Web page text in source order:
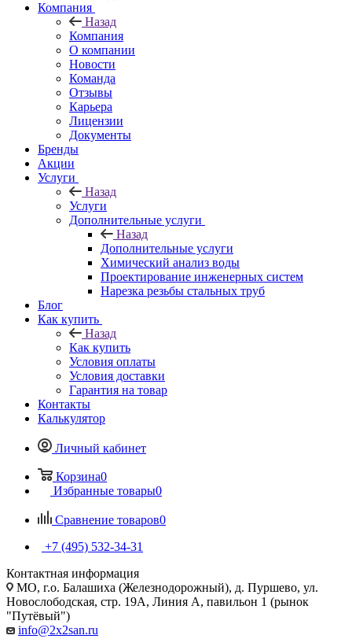
Компания
Назад
Компания
О компании
Новости
Команда
Отзывы
Карьера
Лицензии
Документы
Бренды
Акции
Услуги
Назад
Услуги
Дополнительные услуги
Назад
Дополнительные услуги
Химический анализ воды
Проектирование инженерных систем
Нарезка резьбы стальных труб
Блог
Как купить
Назад
Как купить
Условия оплаты
Условия доставки
Гарантия на товар
Контакты
Калькулятор
Личный кабинет
Корзина0
Избранные товары0
Сравнение товаров0
+7 (495) 532‑34‑31
Контактная информация
МО, г.о. Балашиха (Железнодорожный), д. Пуршево, ул.
Новослободская, стр. 19А, Линия А, павильон 1 (рынок
"Путёвый")
info@2x2san.ru